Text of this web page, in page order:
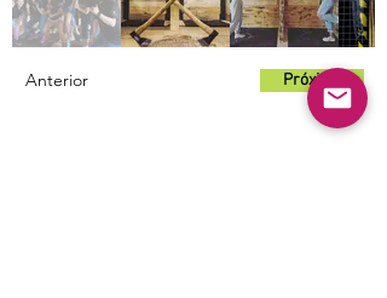
Anterior Próximo